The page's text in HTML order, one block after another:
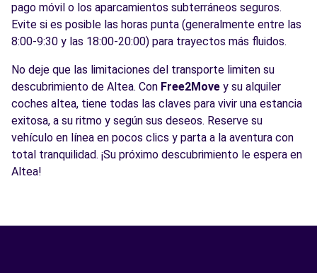
pago móvil o los aparcamientos subterráneos seguros.
Evite si es posible las horas punta (generalmente entre las
8:00-9:30 y las 18:00-20:00) para trayectos más fluidos.
No deje que las limitaciones del transporte limiten su
descubrimiento de Altea. Con Free2Move y su alquiler
coches altea, tiene todas las claves para vivir una estancia
exitosa, a su ritmo y según sus deseos. Reserve su
vehículo en línea en pocos clics y parta a la aventura con
total tranquilidad. ¡Su próximo descubrimiento le espera en
Altea!